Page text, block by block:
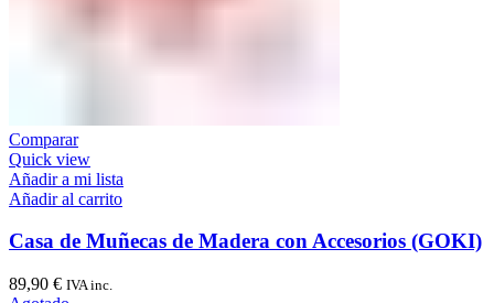
Comparar
Quick view
Añadir a mi lista
Añadir al carrito
Casa de Muñecas de Madera con Accesorios (GOKI)
89,90 € IVA inc.